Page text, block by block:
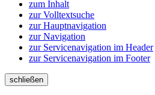
zum Inhalt
zur Volltextsuche
zur Hauptnavigation
zur Navigation
zur Servicenavigation im Header
zur Servicenavigation im Footer
schließen